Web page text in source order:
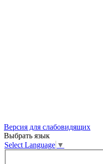
Версия для слабовидящих
Выбрать язык
Select Language ▼